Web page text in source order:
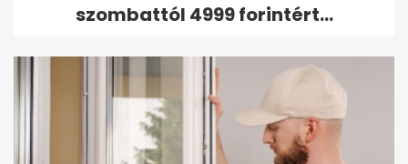
szombattól 4999 forintért...